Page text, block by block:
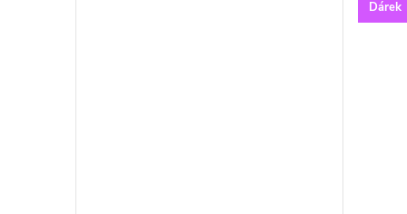
Dárek